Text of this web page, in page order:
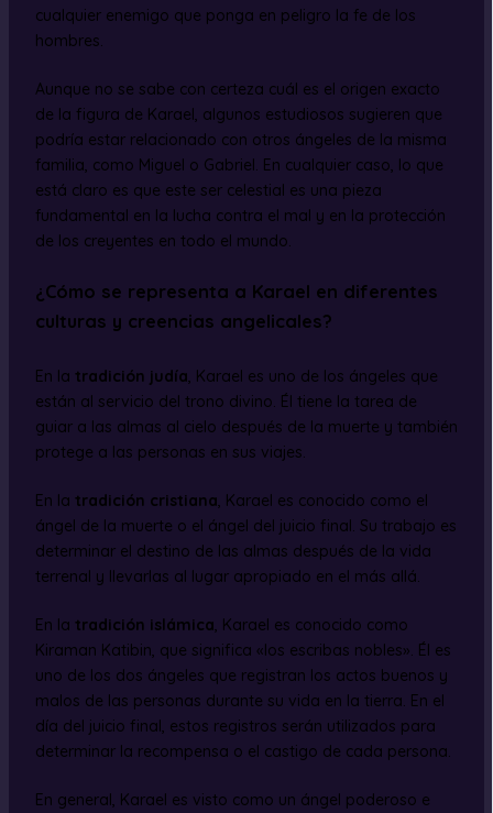
cualquier enemigo que ponga en peligro la fe de los
hombres.
Aunque no se sabe con certeza cuál es el origen exacto
de la figura de Karael, algunos estudiosos sugieren que
podría estar relacionado con otros ángeles de la misma
familia, como Miguel o Gabriel. En cualquier caso, lo que
está claro es que este ser celestial es una pieza
fundamental en la lucha contra el mal y en la protección
de los creyentes en todo el mundo.
¿Cómo se representa a Karael en diferentes
culturas y creencias angelicales?
En la tradición judía, Karael es uno de los ángeles que
están al servicio del trono divino. Él tiene la tarea de
guiar a las almas al cielo después de la muerte y también
protege a las personas en sus viajes.
En la tradición cristiana, Karael es conocido como el
ángel de la muerte o el ángel del juicio final. Su trabajo es
determinar el destino de las almas después de la vida
terrenal y llevarlas al lugar apropiado en el más allá.
En la tradición islámica, Karael es conocido como
Kiraman Katibin, que significa «los escribas nobles». Él es
uno de los dos ángeles que registran los actos buenos y
malos de las personas durante su vida en la tierra. En el
día del juicio final, estos registros serán utilizados para
determinar la recompensa o el castigo de cada persona.
En general, Karael es visto como un ángel poderoso e